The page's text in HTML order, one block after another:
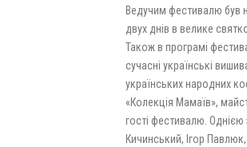
Ведучим фестивалю був
двух днів в велике
Також в програмі
сучасні українські
українських народних
«Колекція Мамаїв»,
гості фестивалю. Однією
Кичинський, Ігор